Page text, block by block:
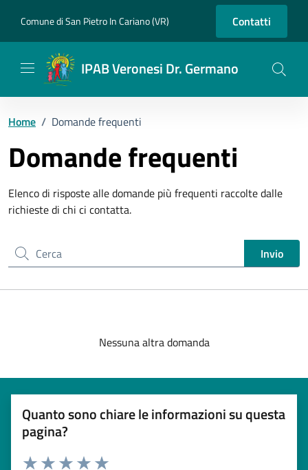
Comune di San Pietro In Cariano (VR) Contatti
IPAB Veronesi Dr. Germano
Home / Domande frequenti
Domande frequenti
Elenco di risposte alle domande più frequenti raccolte dalle
richieste di chi ci contatta.
Cerca nel sito Invio
Nessuna altra domanda
Quanto sono chiare le informazioni su questa
pagina?
Esprimi una valutazione